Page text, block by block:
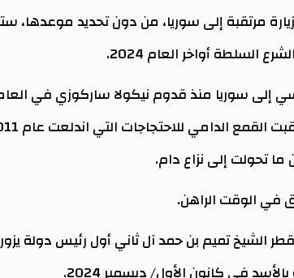
مرتقبة إلى سوريا، من دون تحديد موعدها،
السلطة أواخر العام 2024.
تحولت إلى نزاع دام.
في الوقت الراهن.
2025، كان أمير قطر الشيخ تميم بن حمد آل ثاني أول رئيس
في كانون الأول/ ديسمبر 2024.